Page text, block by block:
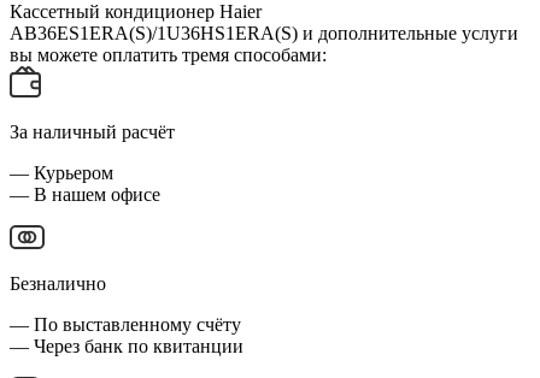
Кассетный кондиционер Haier
AB36ES1ERA(S)/1U36HS1ERA(S) и дополнительные услуги
вы можете оплатить тремя способами:
За наличный расчёт
— Курьером
— В нашем офисе
Безналично
— По выставленному счёту
— Через банк по квитанции